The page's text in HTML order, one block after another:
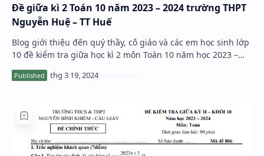
Đề giữa kì 2 Toán 10 năm 2023 – 2024 trường THPT
Nguyễn Huệ – TT Huế
Blog giới thiệu đến quý thầy, cô giáo và các em học sinh lớp
10 đề kiểm tra giữa học kì 2 môn Toán 10 năm học 2023 –